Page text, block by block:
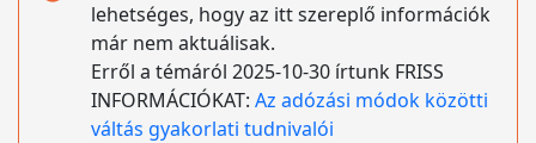
lehetséges, hogy az itt szereplő információk
már nem aktuálisak.
Erről a témáról 2025-10-30 írtunk FRISS
INFORMÁCIÓKAT: Az adózási módok közötti
váltás gyakorlati tudnivalói